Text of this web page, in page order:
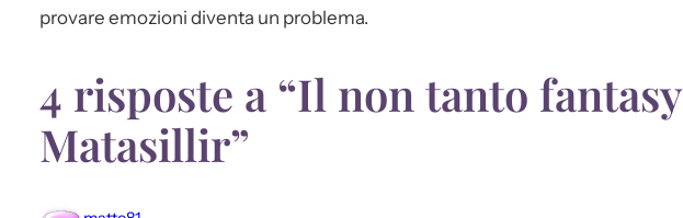
provare emozioni diventa un problema.
4 risposte a “Il non tanto fantasy
Matasillir”